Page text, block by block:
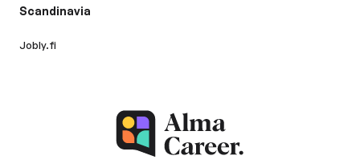
Scandinavia
Jobly.fi